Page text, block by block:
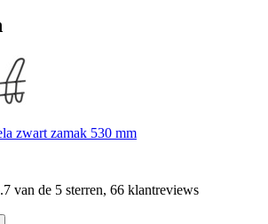
zwart zamak 530 mm
van de 5 sterren, 66 klantreviews